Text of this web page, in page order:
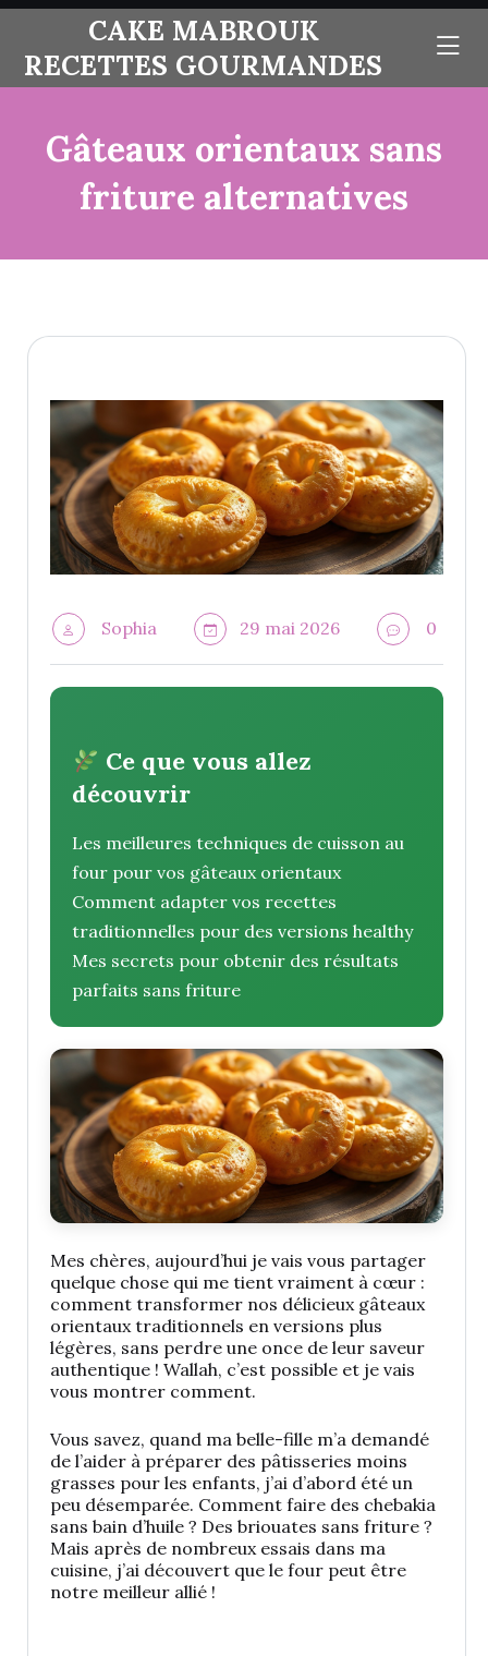
skip
content
CAKE MABROUK
RECETTES GOURMANDES
Gâteaux orientaux sans
friture alternatives
Sophia 29 mai 2026 0
Ce que vous allez
découvrir
Les meilleures techniques de cuisson au
four pour vos gâteaux orientaux
Comment adapter vos recettes
traditionnelles pour des versions healthy
Mes secrets pour obtenir des résultats
parfaits sans friture
Mes chères, aujourd’hui je vais vous partager
quelque chose qui me tient vraiment à cœur :
comment transformer nos délicieux gâteaux
orientaux traditionnels en versions plus
légères, sans perdre une once de leur saveur
authentique ! Wallah, c’est possible et je vais
vous montrer comment.
Vous savez, quand ma belle-fille m’a demandé
de l’aider à préparer des pâtisseries moins
grasses pour les enfants, j’ai d’abord été un
peu désemparée. Comment faire des chebakia
sans bain d’huile ? Des briouates sans friture ?
Mais après de nombreux essais dans ma
cuisine, j’ai découvert que le four peut être
notre meilleur allié !